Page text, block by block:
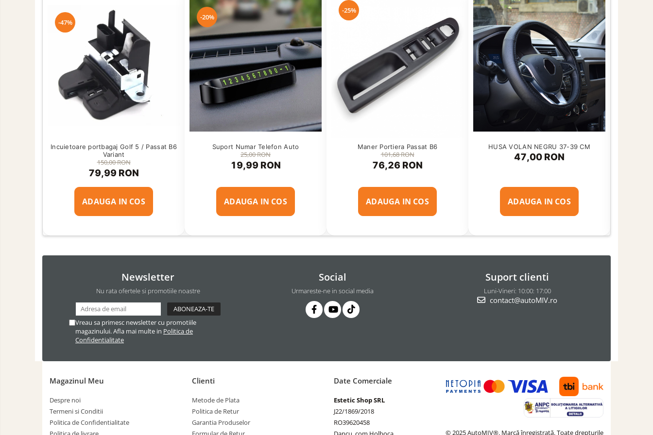
-47%
Incuietoare portbagaj Golf 5 / Passat B6
Variant
150,00 RON
79,99 RON
ADAUGA IN COS
-20%
Suport Numar Telefon Auto
25,00 RON
19,99 RON
ADAUGA IN COS
-25%
Maner Portiera Passat B6
101,68 RON
76,26 RON
ADAUGA IN COS
HUSA VOLAN NEGRU 37-39 CM
47,00 RON
ADAUGA IN COS
Newsletter
Nu rata ofertele si promotiile noastre
Vreau sa primesc newsletter cu promotiile
magazinului. Afla mai multe in Politica de
Confidentialitate
Social
Urmareste-ne in social media
Suport clienti
Luni-Vineri: 10:00: 17:00
contact@autoMIV.ro
Magazinul Meu
Despre noi
Termeni si Conditii
Politica de Confidentialitate
Clienti
Metode de Plata
Politica de Retur
Garantia Produselor
Date Comerciale
Estetic Shop SRL
J22/1869/2018
RO39620458
© 2025 AutoMIV®. Marcă înregistrată. Toate drepturile